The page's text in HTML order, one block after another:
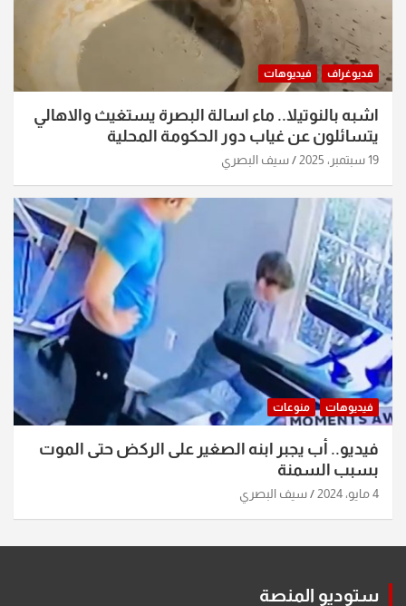
فديوغراف فيديوهات
اشبه بالنوتيلا.. ماء اسالة البصرة يستغيث والاهالي
يتسائلون عن غياب دور الحكومة المحلية
19 سبتمبر، 2025 سيف البصري
فيديوهات منوعات
فيديو.. أب يجبر ابنه الصغير على الركض حتى الموت
بسبب السمنة
4 مايو، 2024 سيف البصري
ستوديو المنصة